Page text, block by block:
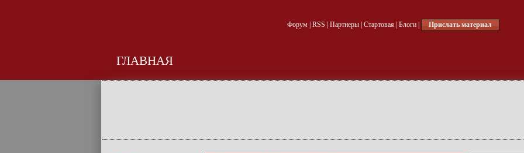
Форум| RSS Партнеры| Стартовая| Блоги| Прислать материал
ГЛАВНАЯ